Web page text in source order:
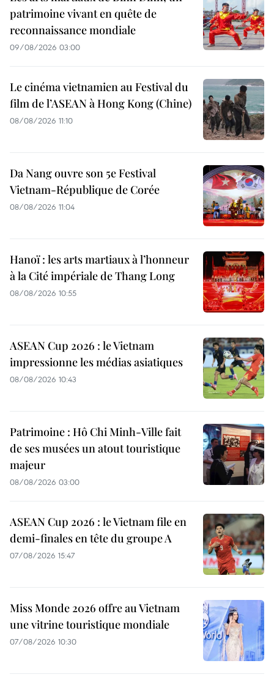
patrimoine vivant en quête de
reconnaissance mondiale
09/08/2026 03:00
Le cinéma vietnamien au Festival du
film de l’ASEAN à Hong Kong (Chine)
08/08/2026 11:10
Da Nang ouvre son 5e Festival
Vietnam-République de Corée
08/08/2026 11:04
Hanoï : les arts martiaux à l’honneur
à la Cité impériale de Thang Long
08/08/2026 10:55
ASEAN Cup 2026 : le Vietnam
impressionne les médias asiatiques
08/08/2026 10:43
Patrimoine : Hô Chi Minh-Ville fait
de ses musées un atout touristique
majeur
08/08/2026 03:00
ASEAN Cup 2026 : le Vietnam file en
demi-finales en tête du groupe A
07/08/2026 15:47
Miss Monde 2026 offre au Vietnam
une vitrine touristique mondiale
07/08/2026 10:30